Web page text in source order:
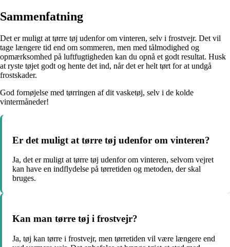
Sammenfatning
Det er muligt at tørre tøj udenfor om vinteren, selv i frostvejr. Det vil
tage længere tid end om sommeren, men med tålmodighed og
opmærksomhed på luftfugtigheden kan du opnå et godt resultat. Husk
at ryste tøjet godt og hente det ind, når det er helt tørt for at undgå
frostskader.
God fornøjelse med tørringen af dit vasketøj, selv i de kolde
vintermåneder!
Er det muligt at tørre tøj udenfor om vinteren?
Ja, det er muligt at tørre tøj udenfor om vinteren, selvom vejret
kan have en indflydelse på tørretiden og metoden, der skal
bruges.
Kan man tørre tøj i frostvejr?
Ja, tøj kan tørre i frostvejr, men tørretiden vil være længere end